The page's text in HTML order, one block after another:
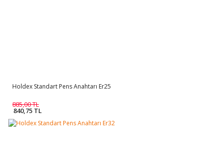
Holdex Standart Pens Anahtarı Er25
885,00 TL
840,75 TL